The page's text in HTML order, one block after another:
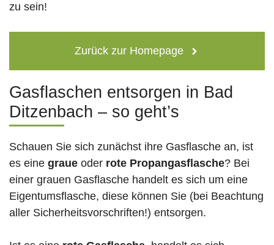
zu sein!
Zurück zur Homepage
Gasflaschen entsorgen in Bad
Ditzenbach – so geht’s
Schauen Sie sich zunächst ihre Gasflasche an, ist
es eine graue oder rote Propangasflasche? Bei
einer grauen Gasflasche handelt es sich um eine
Eigentumsflasche, diese können Sie (bei Beachtung
aller Sicherheitsvorschriften!) entsorgen.